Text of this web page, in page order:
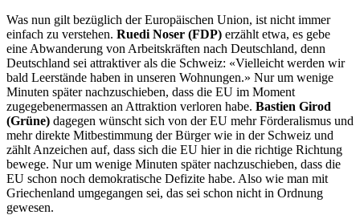
Was nun gilt bezüglich der Europäischen Union, ist nicht immer
einfach zu verstehen. Ruedi Noser (FDP) erzählt etwa, es gebe
eine Abwanderung von Arbeitskräften nach Deutschland, denn
Deutschland sei attraktiver als die Schweiz: «Vielleicht werden wir
bald Leerstände haben in unseren Wohnungen.» Nur um wenige
Minuten später nachzuschieben, dass die EU im Moment
zugegebenermassen an Attraktion verloren habe. Bastien Girod
(Grüne) dagegen wünscht sich von der EU mehr Förderalismus und
mehr direkte Mitbestimmung der Bürger wie in der Schweiz und
zählt Anzeichen auf, dass sich die EU hier in die richtige Richtung
bewege. Nur um wenige Minuten später nachzuschieben, dass die
EU schon noch demokratische Defizite habe. Also wie man mit
Griechenland umgegangen sei, das sei schon nicht in Ordnung
gewesen.